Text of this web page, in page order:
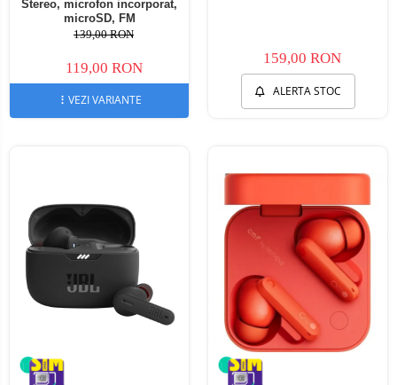
Stereo, microfon incorporat,
microSD, FM
139,00 RON
119,00 RON
VEZI VARIANTE
159,00 RON
ALERTA STOC